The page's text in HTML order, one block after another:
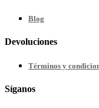
Blog
Devoluciones
Términos y
Síganos